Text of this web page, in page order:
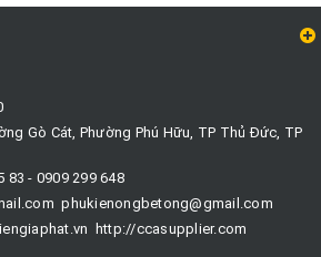
Gò Cát, Phường Phú Hữu, TP Thủ Đức, TP
83 - 0909 299 648
phukienongbetong@gmail.com
http://ccasupplier.com